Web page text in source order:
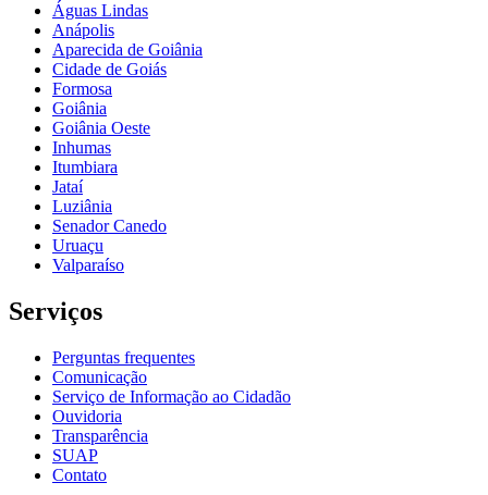
Águas Lindas
Anápolis
Aparecida de Goiânia
Cidade de Goiás
Formosa
Goiânia
Goiânia Oeste
Inhumas
Itumbiara
Jataí
Luziânia
Senador Canedo
Uruaçu
Valparaíso
Serviços
Perguntas frequentes
Comunicação
Serviço de Informação ao Cidadão
Ouvidoria
Transparência
SUAP
Contato